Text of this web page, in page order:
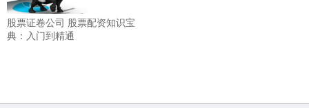
股票证卷公司 股票配资知识宝
典：入门到精通